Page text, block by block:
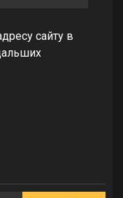
сайту в